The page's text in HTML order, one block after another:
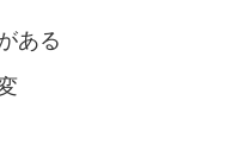
ある